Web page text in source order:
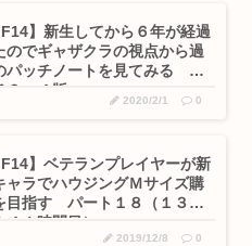
】新生してから６年が経過
のでギャザクラの視点から過
パッチノートを見てみる パ
２．４版
2020/2/1 0
】ベテランプレイヤーが新
ャラでハウジングＭサイズ購
目指す パート１８（１３９
４１時間目）
2019/12/8 0